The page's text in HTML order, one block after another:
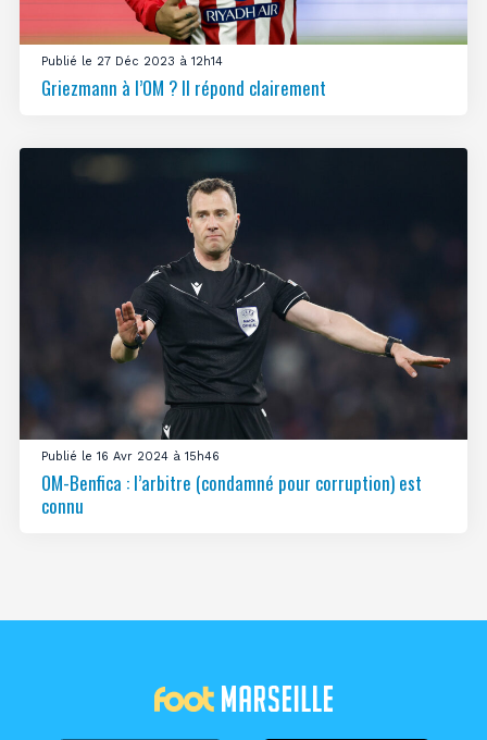
Publié le 27 Déc 2023 à 12h14
Griezmann à l’OM ? Il répond clairement
Publié le 16 Avr 2024 à 15h46
OM-Benfica : l’arbitre (condamné pour corruption) est
connu